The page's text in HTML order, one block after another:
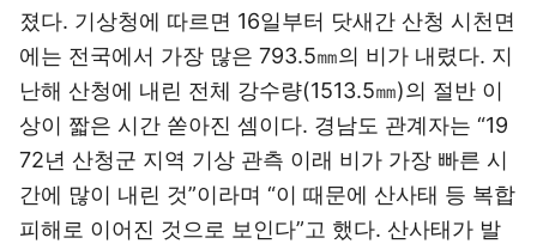
졌다. 기상청에 따르면 16일부터 닷새간 산청 시천면
에는 전국에서 가장 많은 793.5㎜의 비가 내렸다. 지
난해 산청에 내린 전체 강수량(1513.5㎜)의 절반 이
상이 짧은 시간 쏟아진 셈이다. 경남도 관계자는 “19
72년 산청군 지역 기상 관측 이래 비가 가장 빠른 시
간에 많이 내린 것”이라며 “이 때문에 산사태 등 복합
피해로 이어진 것으로 보인다”고 했다. 산사태가 발